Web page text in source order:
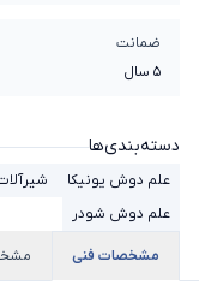
ضمانت
5 سال
دسته‌بندی‌ها
علم دوش یونیکا
علم دوش شودر
مشخصات فنی